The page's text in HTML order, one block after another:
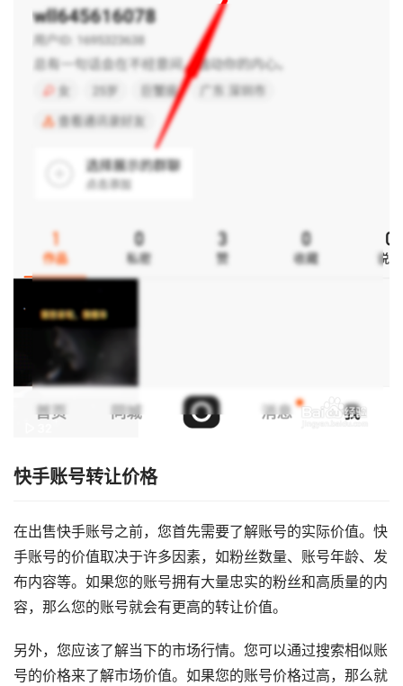
快手账号转让价格
在出售快手账号之前，您首先需要了解账号的实际价值。快
手账号的价值取决于许多因素，如粉丝数量、账号年龄、发
布内容等。如果您的账号拥有大量忠实的粉丝和高质量的内
容，那么您的账号就会有更高的转让价值。
另外，您应该了解当下的市场行情。您可以通过搜索相似账
号的价格来了解市场价值。如果您的账号价格过高，那么就